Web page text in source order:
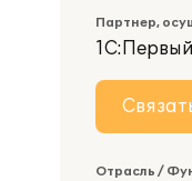
Партнер,
Отрасль /